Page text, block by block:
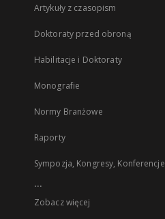
Artykuły z czasopism
Doktoraty przed obroną
Habilitacje i Doktoraty
Monografie
Normy Branżowe
Raporty
Sympozja, Kongresy, Konferencje
...
Zobacz więcej